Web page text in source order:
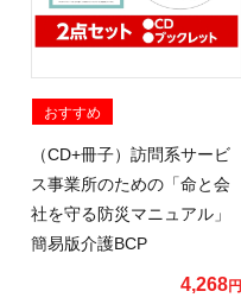
おすすめ
（CD+冊子）訪問系サービ
ス事業所のための「命と会
社を守る防災マニュアル」
簡易版介護BCP
4,268円